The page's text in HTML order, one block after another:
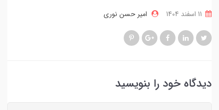
امیر حسن نوری
دیدگاه خود را بنویسید